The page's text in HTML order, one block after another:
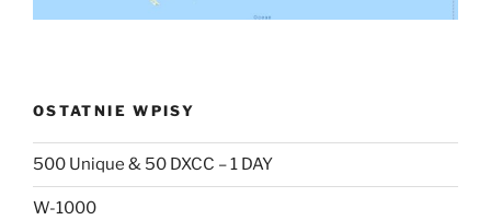
OSTATNIE WPISY
500 Unique & 50 DXCC – 1 DAY
W-1000